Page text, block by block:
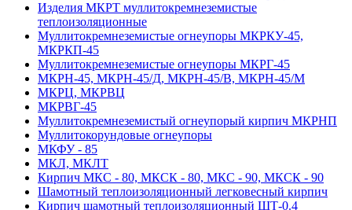
Изделия МКРТ муллитокремнеземистые
теплоизоляционные
Муллитокремнеземистые огнеупоры МКРКУ-45,
МКРКП-45
Муллитокремнеземистые огнеупоры МКРГ-45
МКРН-45, МКРН-45/Д, МКРН-45/В, МКРН-45/М
МКРЦ, МКРВЦ
МКРВГ-45
Муллитокремнеземистый огнеупорый кирпич МКРНП
Муллито­корундовые огнеупоры
МКФУ - 85
МКЛ, МКЛТ
Кирпич МКС - 80, МКСК - 80, МКС - 90, МКСК - 90
Шамотный тепло­изоляционный легковесный кирпич
Кирпич шамотный теплоизоляционный ШТ-0.4